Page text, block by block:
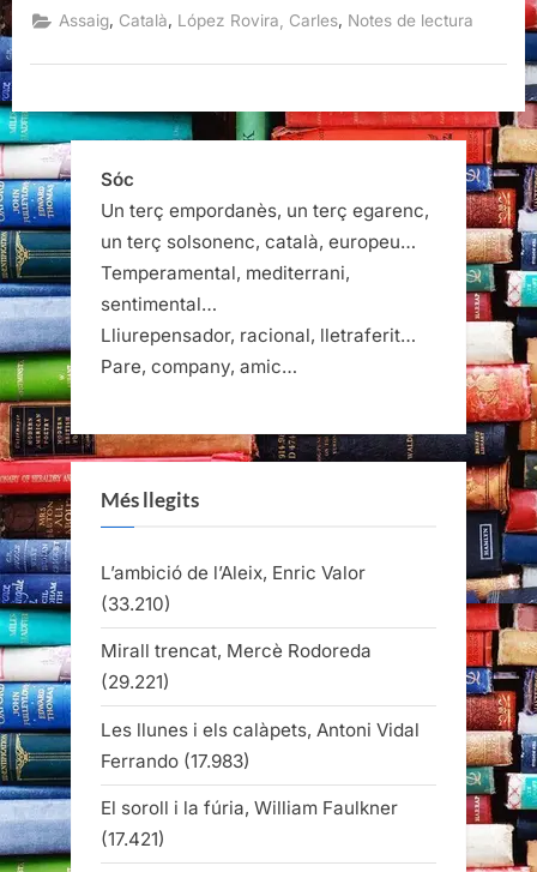
Catalunya,
de
López
Assaig, Català, López Rovira, Carles, Notes de lectura
Sóc
Un terç empordanès, un terç egarenc,
un terç solsonenc, català, europeu…
Temperamental, mediterrani,
sentimental…
Lliurepensador, racional, lletraferit…
Pare, company, amic…
Més llegits
L’ambició de l’Aleix, Enric Valor
(33.210)
Mirall trencat, Mercè Rodoreda
(29.221)
Les llunes i els calàpets, Antoni Vidal
Ferrando (17.983)
El soroll i la fúria, William Faulkner
(17.421)